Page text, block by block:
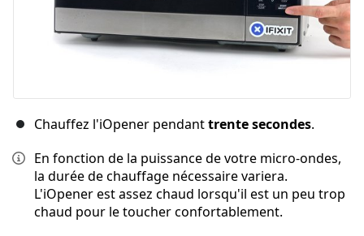
Chauffez l'iOpener pendanttrente secondes.
En fonction de la puissance de votre micro-ondes,
la durée de chauffage nécessaire variera.
L'iOpener est assez chaud lorsqu'il est un peu trop
chaud pour le toucher confortablement.